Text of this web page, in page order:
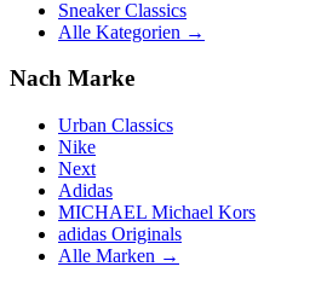
Sneaker Classics
Alle Kategorien →
Nach Marke
Urban Classics
Nike
Next
Adidas
MICHAEL Michael Kors
adidas Originals
Alle Marken →